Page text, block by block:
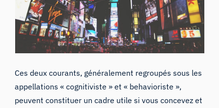
Ces deux courants, généralement regroupés sous les
appellations « cognitiviste » et « behavioriste »,
peuvent constituer un cadre utile si vous concevez et